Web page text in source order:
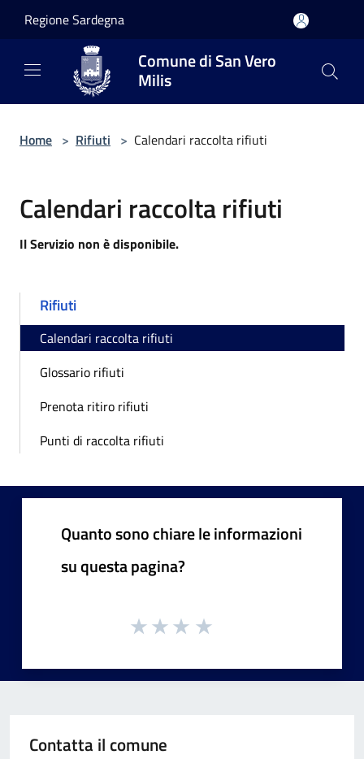
Regione Sardegna
Comune di San Vero
Milis
Home > Rifiuti > Calendari raccolta rifiuti
Calendari raccolta rifiuti
Il Servizio non è disponibile.
Rifiuti
Calendari raccolta rifiuti
Glossario rifiuti
Prenota ritiro rifiuti
Punti di raccolta rifiuti
Quanto sono chiare le informazioni
su questa pagina?
Contatta il comune